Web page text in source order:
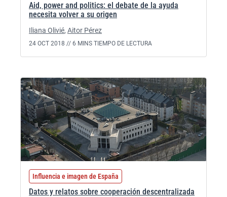
Aid, power and politics: el debate de la ayuda
necesita volver a su origen
Iliana Olivié, Aitor Pérez
24 OCT 2018 // 6 MINS TIEMPO DE LECTURA
Influencia e imagen de España
Datos y relatos sobre cooperación descentralizada